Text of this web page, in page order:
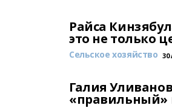
Райса
это не только
Сельское хозяйство 30
Галия
«правильный»